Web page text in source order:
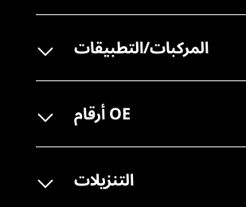
المركبات/التطبيقات
أرقام OE
التنزيلات